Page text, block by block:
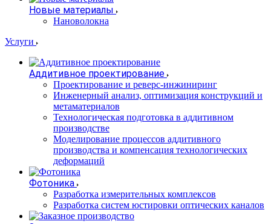
Новые материалы
Нановолокна
Услуги
Аддитивное проектирование
Проектирование и реверс-инжиниринг
Инженерный анализ, оптимизация конструкций и
метаматериалов
Технологическая подготовка в аддитивном
производстве
Моделирование процессов аддитивного
производства и компенсация технологических
деформаций
Фотоника
Разработка измерительных комплексов
Разработка систем юстировки оптических каналов